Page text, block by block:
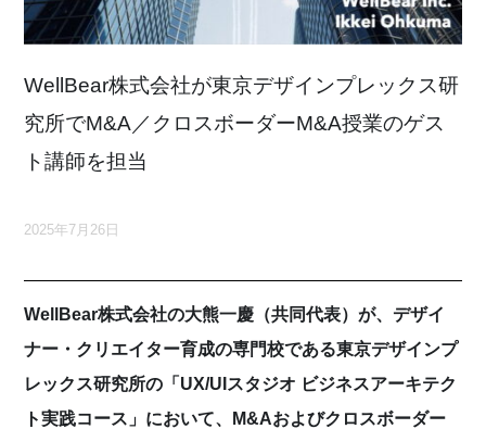
WellBear株式会社が東京デザイ ンプレ ッ ク ス研
究所でM&A ／ ク ロ スボーダーM&A授業のゲス
ト講師を担当
2025年7月26日
WellBear株式会社の大熊一慶（共同代表）が、デザイ
ナー・クリエイター育成の専門校である東京デザインプ
レックス研究所の「UX/UIスタジオ ビジネスアーキテク
ト実践コース」において、M&Aおよびクロスボーダー